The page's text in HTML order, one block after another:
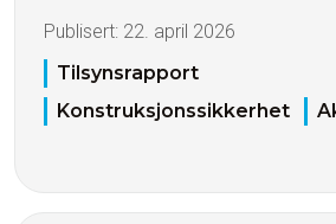
Publisert: 22. april 2026
Tilsynsrapport
Konstruksjonssikkerhet